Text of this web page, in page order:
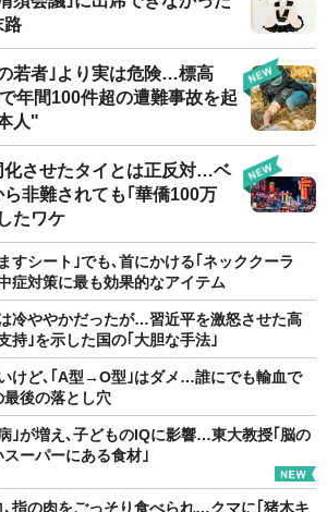
路
若者｣より実は危険…標高
年間100件超の遭難事故を起
人"
化させたタイとは正反対…ベ
ら非難されても｢華僑100万
たワケ
すシート｣でも､首にかける｢ネッククーラ
症対策に最も効果的なアイテム
冷ややかだったが…習近平を激怒させた高
持｣を示した国の｢大胆な手法｣
けど､｢A型→O型｣はダメ…誰にでも輸血で
最後の落とし穴
｣が増え､子どものIQに影響…東大教授｢脳の
ーパーにある食材｣
､指の肉をごっそり食べられ…クマに｢猪木キ